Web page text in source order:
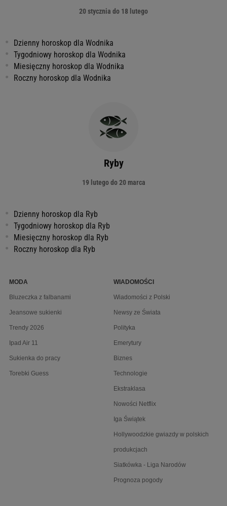
20 stycznia do 18 lutego
Dzienny horoskop dla Wodnika
Tygodniowy horoskop dla Wodnika
Miesięczny horoskop dla Wodnika
Roczny horoskop dla Wodnika
Ryby
19 lutego do 20 marca
Dzienny horoskop dla Ryb
Tygodniowy horoskop dla Ryb
Miesięczny horoskop dla Ryb
Roczny horoskop dla Ryb
MODA
Bluzeczka z falbanami
Jeansowe sukienki
Trendy 2026
Ipad Air 11
Sukienka do pracy
Torebki Guess
WIADOMOŚCI
Wiadomości z Polski
Newsy ze Świata
Polityka
Emerytury
Biznes
Technologie
Ekstraklasa
Nowości Netflix
Iga Świątek
Hollywoodzkie gwiazdy w polskich
produkcjach
Siatkówka - Liga Narodów
Prognoza pogody